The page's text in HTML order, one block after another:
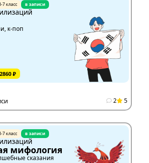
7 класс в записи
к-поп
2860 ₽
2 5
7 класс в записи
мифология
сказания